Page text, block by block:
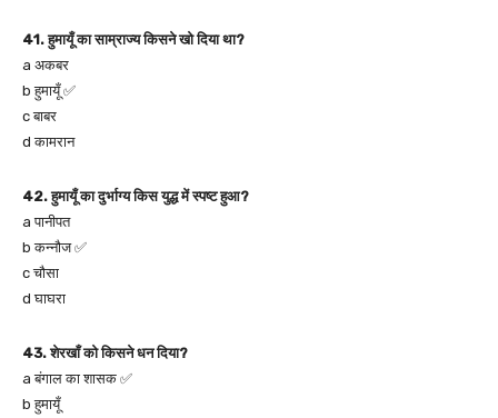
41. हुमायूँ का साम्राज्य किसने खो दिया था?
a अकबर
b हुमायूँ ✅
c बाबर
d कामरान
42. हुमायूँ का दुर्भाग्य किस युद्ध में स्पष्ट हुआ?
a पानीपत
b कन्नौज ✅
c चौसा
d घाघरा
43. शेरखाँ को किसने धन दिया?
a बंगाल का शासक ✅
b हुमायूँ